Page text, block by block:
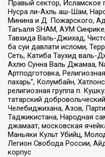
Правый сектор, Исламское
Нусра ли-Ахль аш-Шам,
Минина и Д. Пожарского,
Тагьаля SHAM, АУМ
Тавхида Валь-Джихад,
ба суи давлати исломи,
Сеть, Катиба Таухид валь-
Ахлю Сунна Валь Джамаа,
Артподготовка,
пахарь”, Колумбайн,
религиозная группа п.
татарский
Челебиджихана, Азов,
Таджикистана, Народная
джамаат, московская
Маньяки Культ Убийц,
Легион Свобода России,
корпус